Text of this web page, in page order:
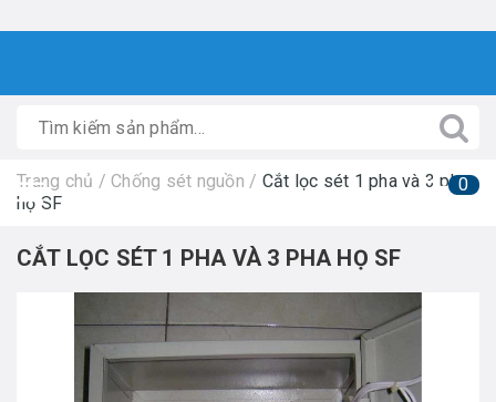
0
Trang chủ / Chống sét nguồn / Cắt lọc sét 1 pha và 3 pha
họ SF
CẮT LỌC SÉT 1 PHA VÀ 3 PHA HỌ SF